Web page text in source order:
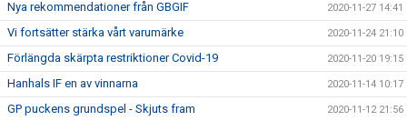
Nya rekommendationer från GBGIF 2020-11-27 14:41
Vi fortsätter stärka vårt varumärke 2020-11-24 21:10
Förlängda skärpta restriktioner Covid-19 2020-11-20 19:15
Hanhals IF en av vinnarna 2020-11-14 10:17
GP puckens grundspel - Skjuts fram 2020-11-12 21:56